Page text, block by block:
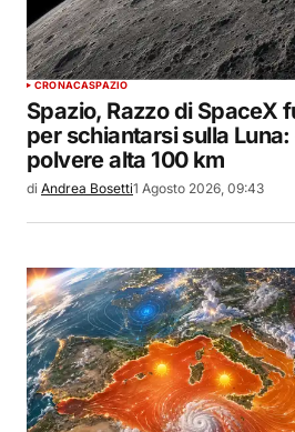
CRONACASPAZIO
Spazio, Razzo di SpaceX
per schiantarsi sulla
polvere alta 100 km
di Andrea Bosetti1 Agosto 2026, 09:43